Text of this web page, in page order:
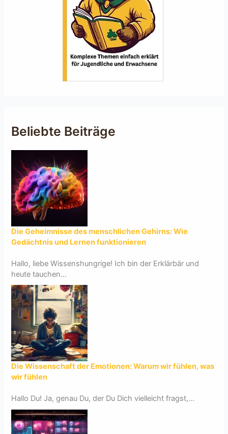
Beliebte Beiträge
Die Geheimnisse des menschlichen Gehirns: Wie
Gedächtnis und Lernen funktionieren
Hallo, liebe Wissenshungrige! Ich bin der Erklärbär und
heute tauchen...
Die Wissenschaft der Emotionen: Warum wir fühlen, was
wir fühlen
Hallo Du! Ja, genau Du, der Du Dich vielleicht fragst,...